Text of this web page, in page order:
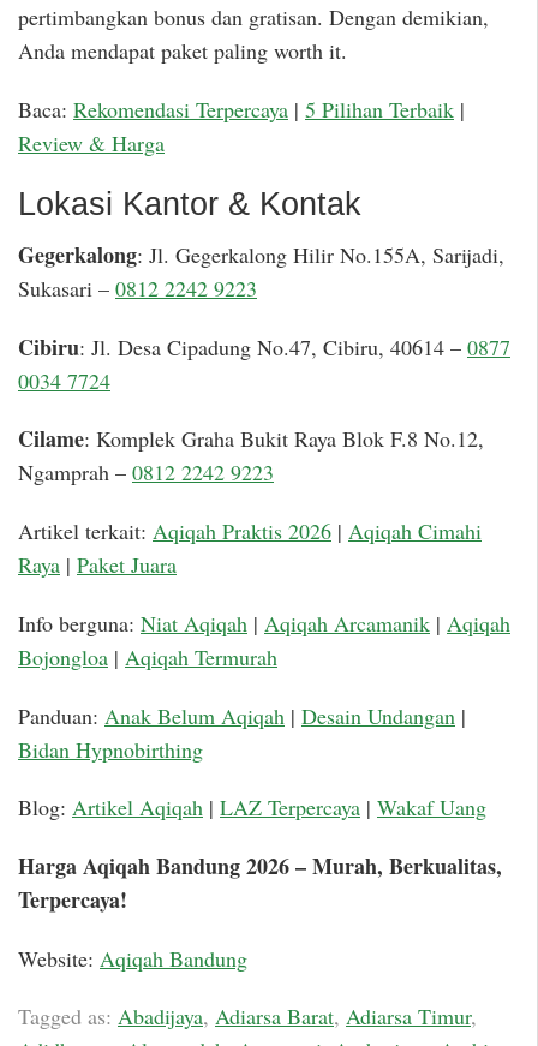
pertimbangkan bonus dan gratisan. Dengan demikian,
Anda mendapat paket paling worth it.
Baca: Rekomendasi Terpercaya | 5 Pilihan Terbaik |
Review & Harga
Lokasi Kantor & Kontak
Gegerkalong: Jl. Gegerkalong Hilir No.155A, Sarijadi,
Sukasari – 0812 2242 9223
Cibiru: Jl. Desa Cipadung No.47, Cibiru, 40614 – 0877
0034 7724
Cilame: Komplek Graha Bukit Raya Blok F.8 No.12,
Ngamprah – 0812 2242 9223
Artikel terkait: Aqiqah Praktis 2026 | Aqiqah Cimahi
Raya | Paket Juara
Info berguna: Niat Aqiqah | Aqiqah Arcamanik | Aqiqah
Bojongloa | Aqiqah Termurah
Panduan: Anak Belum Aqiqah | Desain Undangan |
Bidan Hypnobirthing
Blog: Artikel Aqiqah | LAZ Terpercaya | Wakaf Uang
Harga Aqiqah Bandung 2026 – Murah, Berkualitas,
Terpercaya!
Website: Aqiqah Bandung
Tagged as: Abadijaya, Adiarsa Barat, Adiarsa Timur,